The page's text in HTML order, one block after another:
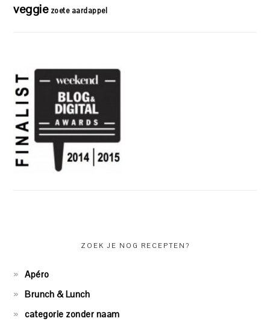
veggie zoete aardappel
ZOEK JE NOG RECEPTEN?
Apéro
Brunch & Lunch
categorie zonder naam